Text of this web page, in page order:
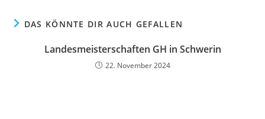
DAS KÖNNTE DIR AUCH GEFALLEN
Landesmeisterschaften GH in Schwerin
22. November 2024